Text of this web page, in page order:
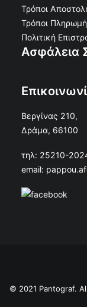
Τρόποι
Τρόποι
Πολιτική
Ασφάλεια
Βεργίνας 210,
Δράμα, 66100
τηλ: 25210-
email:
© 2021 Pantograf.